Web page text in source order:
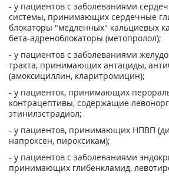
- у пациентов с заболеваниями
системы, принимающих сердечные
блокаторы "медленных" кальциевых
бета-адреноблокаторы (метопролол);
- у пациентов с заболеваниями
тракта, принимающих антациды,
(амоксициллин, кларитромицин);
- у пациенток, принимающих
контрацептивы, содержащие
этинилэстрадиол;
- у пациентов, принимающих НПВП
напроксен, пироксикам);
- у пациентов с заболеваниями
принимающих глибенкламид,